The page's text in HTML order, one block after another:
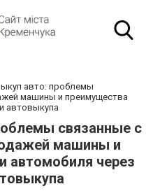
авто: проблемы
машины и преимущества
автовыкупа
связанные с
машины и
автомобиля через